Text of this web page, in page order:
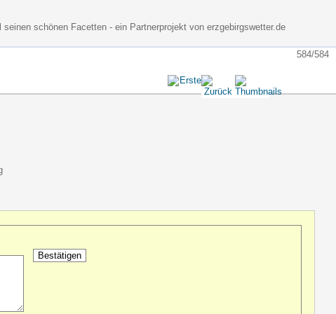
seinen schönen Facetten - ein Partnerprojekt von erzgebirgswetter.de
584/584